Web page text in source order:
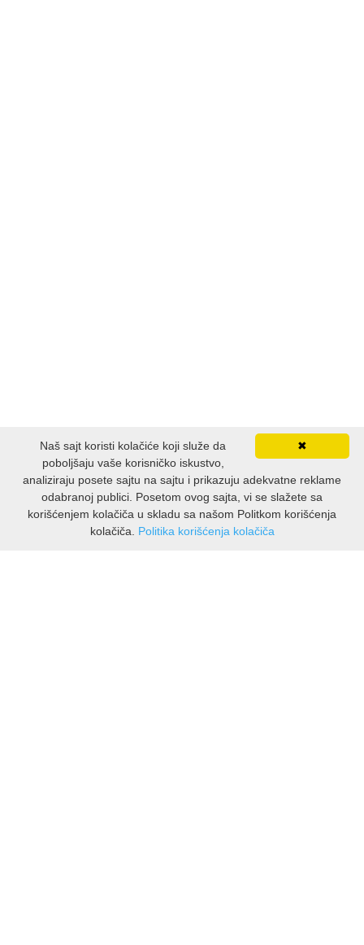
✖
Naš sajt koristi kolačiće koji služe da
poboljšaju vaše korisničko iskustvo,
analiziraju posete sajtu na sajtu i prikazuju adekvatne reklame
odabranoj publici. Posetom ovog sajta, vi se slažete sa
korišćenjem kolačiča u skladu sa našom Politkom korišćenja
kolačiča. Politika korišćenja kolačiča